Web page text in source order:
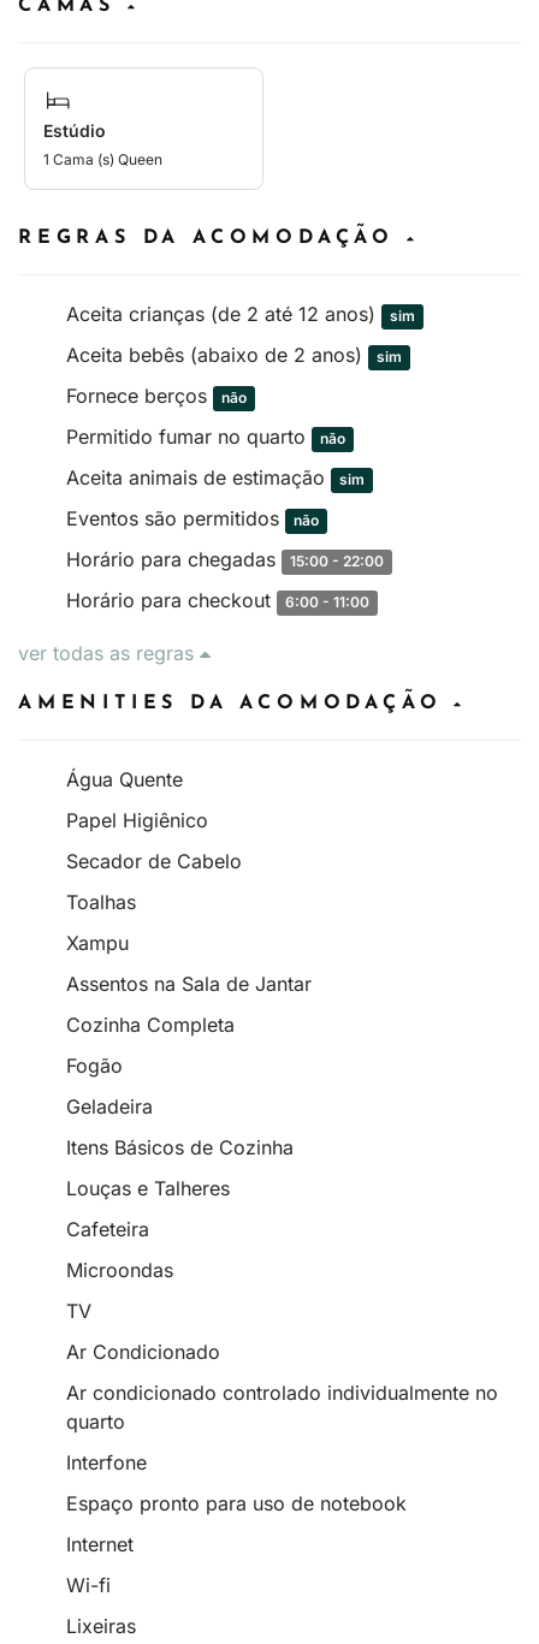
CAMAS
Estúdio
1 Cama (s) Queen
REGRAS DA ACOMODAÇÃO
Aceita crianças (de 2 até 12 anos) sim
Aceita bebês (abaixo de 2 anos) sim
Fornece berços não
Permitido fumar no quarto não
Aceita animais de estimação sim
Eventos são permitidos não
Horário para chegadas 15:00 - 22:00
Horário para checkout 6:00 - 11:00
ver todas as regras
AMENITIES DA ACOMODAÇÃO
Água Quente
Papel Higiênico
Secador de Cabelo
Toalhas
Xampu
Assentos na Sala de Jantar
Cozinha Completa
Fogão
Geladeira
Itens Básicos de Cozinha
Louças e Talheres
Cafeteira
Microondas
TV
Ar Condicionado
Ar condicionado controlado individualmente no
quarto
Interfone
Espaço pronto para uso de notebook
Internet
Wi-fi
Lixeiras